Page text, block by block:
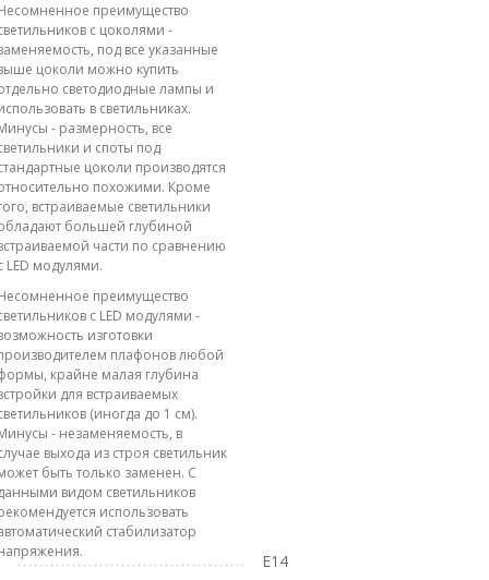
преимущество
с цоколями -
под все указанные
цоколи можно купить
светодиодные лампы и
в светильниках.
- размерность, все
и споты под
цоколи производятся
похожими. Кроме
встраиваемые светильники
большей глубиной
части по сравнению
LED модулями.
преимущество
с LED модулями -
изготовки
плафонов любой
крайне малая глубина
для встраиваемых
(иногда до 1 см).
- незаменяемость, в
выхода из строя светильник
быть только заменен. С
видом светильников
использовать
стабилизатор
E14